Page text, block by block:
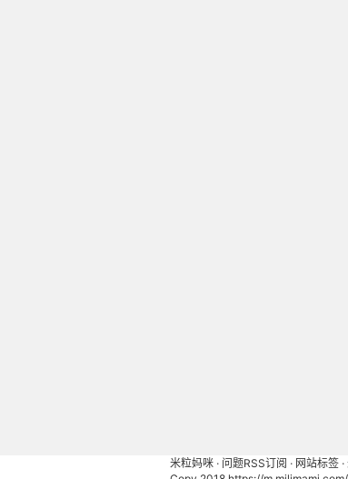
米粒妈咪 · 问题RSS订阅 · 网站标签 ·